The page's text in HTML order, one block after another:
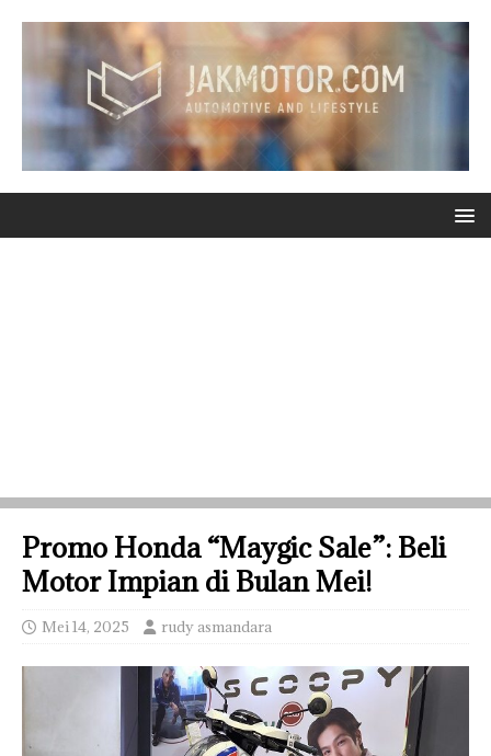
Promo Honda “Maygic Sale”: Beli
Motor Impian di Bulan Mei!
Mei 14, 2025 rudy asmandara